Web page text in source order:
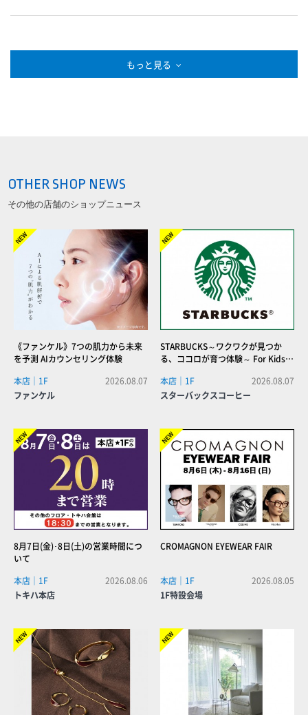
もっと見る
OTHER SHOP NEWS
その他の店舗のショップニュース
《ファンケル》7つの肌力から未来
を予測 AIカウンセリング体験
本店｜1F
2026.08.07
ファンケル
STARBUCKS～ワクワクが見つか
る、ココロが育つ体験～ For Kids
究〜コーヒーの未来、環境勉強会
~】
本店｜1F
2026.08.07
スターバックスコーヒー
NEW!
8月7日(金)･8日(土)の営業時間につ
いて
本店｜1F
2026.08.06
トキハ本店
CROMAGNON EYEWEAR FAIR
本店｜1F
2026.08.05
1F特設会場
NEW! NEW!